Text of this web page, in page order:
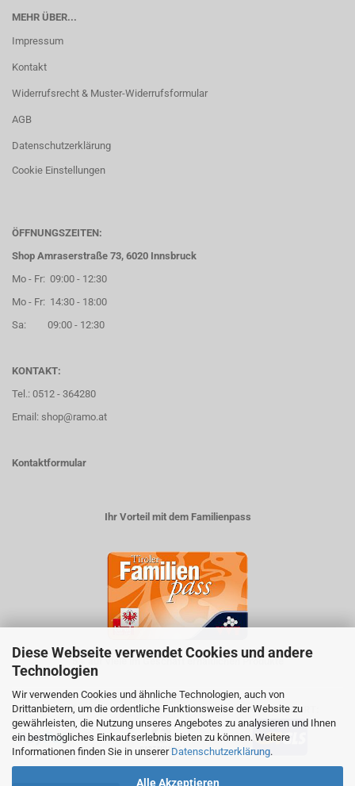
Diese Webseite verwendet Cookies und andere
Technologien
Wir verwenden Cookies und ähnliche Technologien, auch von
Drittanbietern, um die ordentliche Funktionsweise der Website zu
gewährleisten, die Nutzung unseres Angebotes zu analysieren und Ihnen
ein bestmögliches Einkaufserlebnis bieten zu können. Weitere
Informationen finden Sie in unserer Datenschutzerklärung.
Alle Akzeptieren
MEHR ÜBER...
Impressum
Kontakt
Widerrufsrecht & Muster-Widerrufsformular
AGB
Datenschutzerklärung
Cookie Einstellungen
ÖFFNUNGSZEITEN:
Shop Amraserstraße 73, 6020 Innsbruck
Mo - Fr: 09:00 - 12:30
Mo - Fr: 14:30 - 18:00
Sa: 09:00 - 12:30
KONTAKT:
Tel.: 0512 - 364280
Email: shop@ramo.at
Kontaktformular
Ihr Vorteil mit dem Familienpass
5% auf viele im Geschäft erhältlichen Produkte
ZAHLUNGSARTEN VERSANDART: